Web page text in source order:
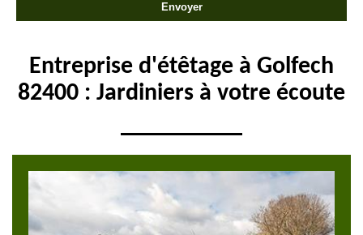
Entreprise d'étêtage à Golfech
82400 : Jardiniers à votre écoute